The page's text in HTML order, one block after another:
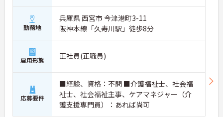
勤務地
兵庫県 西宮市 今津港町3-11
阪神本線「久寿川駅」徒歩8分
雇用形態 正社員(正職員)
応募要件
■経験、資格：不問 ■介護福祉士、社会福
祉士、社会福祉主事、ケアマネジャー（介
護支援専門員）：あれば尚可